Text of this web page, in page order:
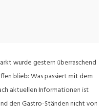
wurde gestern überraschend
blieb: Was passiert mit dem
aktuellen Informationen ist
den Gastro-Ständen nicht von